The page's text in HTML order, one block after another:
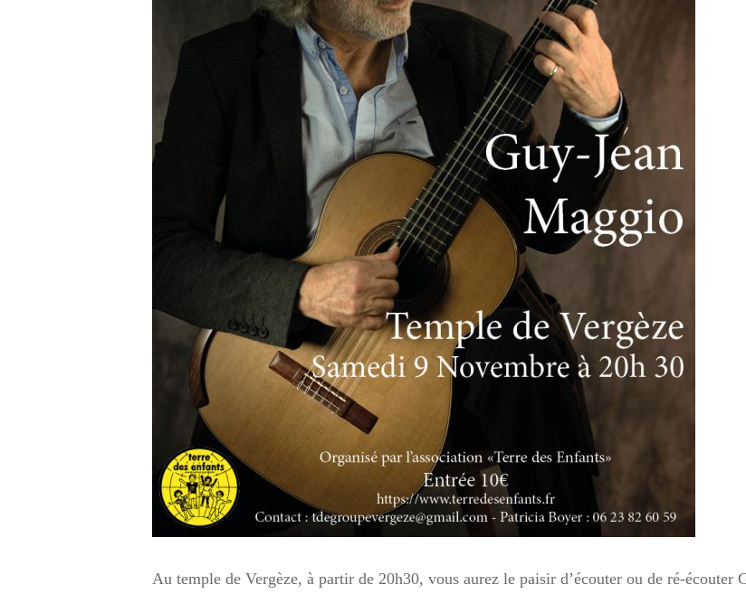
Au temple de Vergèze, à partir de 20h30, vous aurez le paisir d’écouter ou de ré-
cyclone, Terre des enfants lance une campagne de dons:
https://www.helloasso.com/associations/association-
enfants/formulaires/5
Vous pouvez aussi envoyer un chèque à l’ordre de Terre
Mme Poulet, 165 rue Jean Monnet, 30310 VERGEZE
ou nous réclamer un rib si vous souhaitez faire un virement
contact@terredesenfants.fr)
Lecteur
vidéo